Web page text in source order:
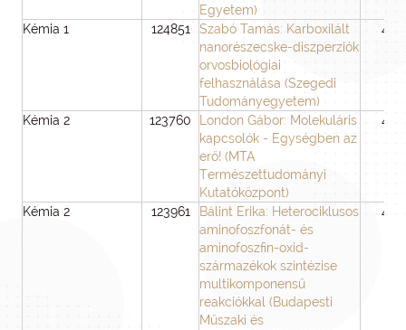
Egyetem)
Kémia 1 124851
Szabó Tamás: Karboxilált
nanorészecske-diszperziók
orvosbiológiai
felhasználása (Szegedi
Tudományegyetem)
48
Kémia 2 123760
London Gábor: Molekuláris
kapcsolók - Egységben az
erő! (MTA
Természettudományi
Kutatóközpont)
48
Kémia 2 123961
Bálint Erika: Heterociklusos
aminofoszfonát- és
aminofoszfin-oxid-
származékok szintézise
multikomponensű
reakciókkal (Budapesti
Műszaki és
48